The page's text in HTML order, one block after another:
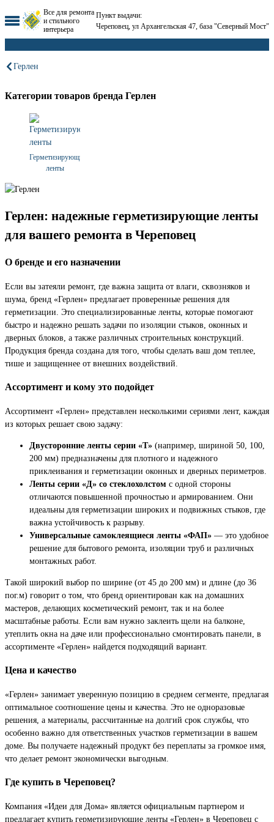
Все для ремонта
и стильного
интерьера
Пункт выдачи:
Череповец, ул Архангельская 47, база "Северный Мост"
Герлен
Категории товаров бренда Герлен
Герметизирующие
ленты
Герлен: надежные герметизирующие ленты
для вашего ремонта в Череповец
О бренде и его назначении
Если вы затеяли ремонт, где важна защита от влаги, сквозняков и
шума, бренд «Герлен» предлагает проверенные решения для
герметизации. Это специализированные ленты, которые помогают
быстро и надежно решать задачи по изоляции стыков, оконных и
дверных блоков, а также различных строительных конструкций.
Продукция бренда создана для того, чтобы сделать ваш дом теплее,
тише и защищеннее от внешних воздействий.
Ассортимент и кому это подойдет
Ассортимент «Герлен» представлен несколькими сериями лент, каждая
из которых решает свою задачу:
Двусторонние ленты серии «Т» (например, шириной 50, 100,
200 мм) предназначены для плотного и надежного
приклеивания и герметизации оконных и дверных периметров.
Ленты серии «Д» со стеклохолстом с одной стороны
отличаются повышенной прочностью и армированием. Они
идеальны для герметизации широких и подвижных стыков, где
важна устойчивость к разрыву.
Универсальные самоклеящиеся ленты «ФАП» — это удобное
решение для бытового ремонта, изоляции труб и различных
монтажных работ.
Такой широкий выбор по ширине (от 45 до 200 мм) и длине (до 36
пог.м) говорит о том, что бренд ориентирован как на домашних
мастеров, делающих косметический ремонт, так и на более
масштабные работы. Если вам нужно заклеить щели на балконе,
утеплить окна на даче или профессионально смонтировать панели, в
ассортименте «Герлен» найдется подходящий вариант.
Цена и качество
«Герлен» занимает уверенную позицию в среднем сегменте, предлагая
оптимальное соотношение цены и качества. Это не одноразовые
решения, а материалы, рассчитанные на долгий срок службы, что
особенно важно для ответственных участков герметизации в вашем
доме. Вы получаете надежный продукт без переплаты за громкое имя,
что делает ремонт экономически выгодным.
Где купить в Череповец?
Компания «Идеи для Дома» является официальным партнером и
предлагает купить герметизирующие ленты «Герлен» в Череповец с